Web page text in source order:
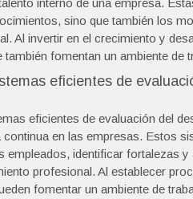
interno de una empresa.
sino que también los
Al invertir en el crecimiento y
también fomentan un ambiente
eficientes de
eficientes de evaluación del
en las empresas. Estos
empleados, identificar fortalezas
profesional. Al establecer
fomentar un ambiente de